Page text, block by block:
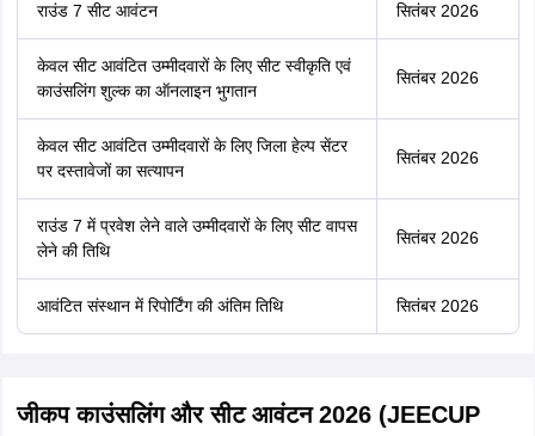
राउंड 7 सीट आवंटन सितंबर 2026
केवल सीट आवंटित उम्मीदवारों के लिए सीट स्वीकृति एवं
काउंसलिंग शुल्क का ऑनलाइन भुगतान
सितंबर 2026
केवल सीट आवंटित उम्मीदवारों के लिए जिला हेल्प सेंटर
पर दस्तावेजों का सत्यापन
सितंबर 2026
राउंड 7 में प्रवेश लेने वाले उम्मीदवारों के लिए सीट वापस
लेने की तिथि
सितंबर 2026
आवंटित संस्थान में रिपोर्टिंग की अंतिम तिथि सितंबर 2026
जीकप काउंसलिंग और सीट आवंटन 2026 (JEECUP